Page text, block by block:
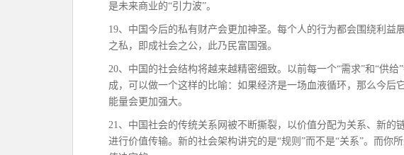
是未来商业的“引力波”。
19、中国今后的私有财产会更加神圣。每个人的行为都会围绕利益
之私，即成社会之公，此乃民富国强。
20、中国的社会结构将越来越精密细致。以前每一个“需求”和“供
成，可以做一个这样的比喻：如果经济是一场血液循环，那么今后
能量会更加强大。
21、中国社会的传统关系网被不断撕裂，以价值分配为关系、新的
进行价值传输。新的社会架构讲究的是“规则”而不是“关系”。而你